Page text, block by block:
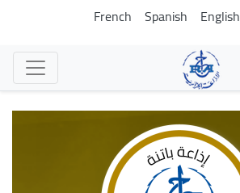
تجاوز
English
Spanish
French